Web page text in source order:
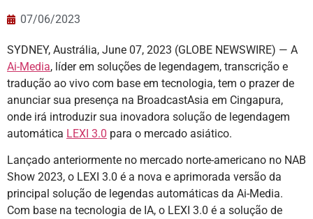
07/06/2023
SYDNEY, Austrália, June 07, 2023 (GLOBE NEWSWIRE) — A
Ai-Media, líder em soluções de legendagem, transcrição e
tradução ao vivo com base em tecnologia, tem o prazer de
anunciar sua presença na BroadcastAsia em Cingapura,
onde irá introduzir sua inovadora solução de legendagem
automática LEXI 3.0 para o mercado asiático.
Lançado anteriormente no mercado norte-americano no NAB
Show 2023, o LEXI 3.0 é a nova e aprimorada versão da
principal solução de legendas automáticas da Ai-Media.
Com base na tecnologia de IA, o LEXI 3.0 é a solução de